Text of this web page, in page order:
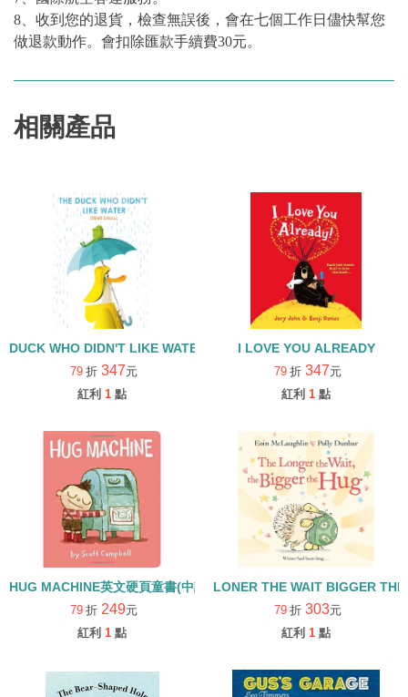
8、收到您的退貨，檢查無誤後，會在七個工作日儘快幫您
做退款動作。會扣除匯款手續費30元。
相關產品
DUCK WHO DIDN'T LIKE WATER/永續城鄉
79 折 347元
紅利 1 點
I LOVE YOU ALREADY
79 折 347元
紅利 1 點
HUG MACHINE英文硬頁童書(中譯:我是抱抱機)
79 折 249元
紅利 1 點
LONER THE WAIT BIGGER THE
79 折 303元
紅利 1 點